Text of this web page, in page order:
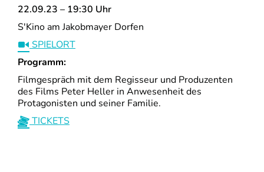
22.09.23 – 19:30 Uhr
S'Kino am Jakobmayer Dorfen
SPIELORT
Programm:
Filmgespräch mit dem Regisseur und Produzenten
des Films Peter Heller in Anwesenheit des
Protagonisten und seiner Familie.
TICKETS